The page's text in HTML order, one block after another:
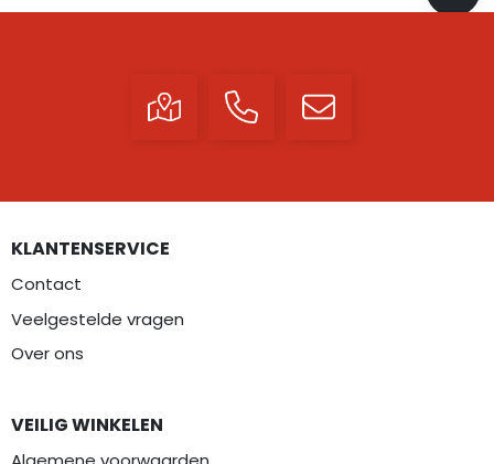
KLANTENSERVICE
Contact
Veelgestelde vragen
Over ons
VEILIG WINKELEN